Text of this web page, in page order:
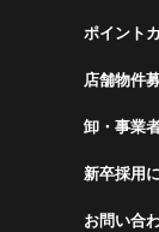
、状態・システム
ださい。
、買取査定前又は
ポイント
店舗物件
卸・事業
新卒採用
お問い合